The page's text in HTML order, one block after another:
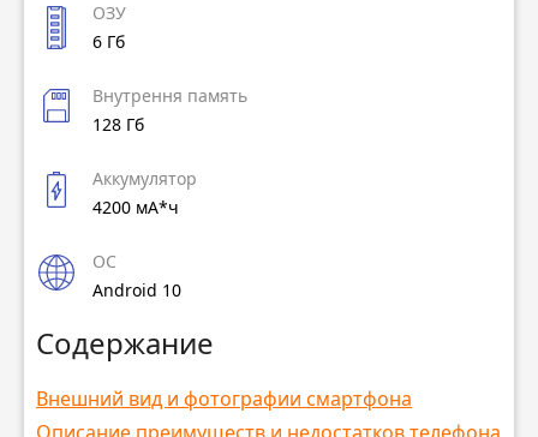
ОЗУ
6 Гб
Внутрення память
128 Гб
Аккумулятор
4200 мА*ч
ОС
Android 10
Содержание
Внешний вид и фотографии смартфона